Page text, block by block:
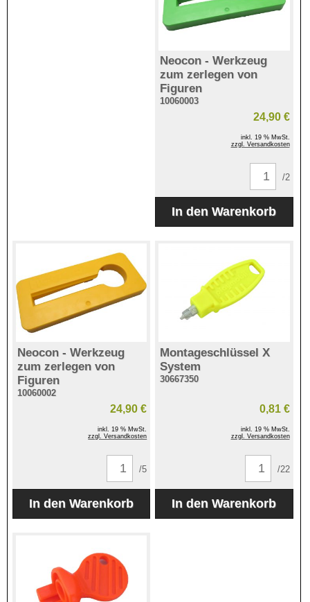
Neocon - Werkzeug
zum zerlegen von
Figuren
10060003
24,90 €
inkl. 19 % MwSt.
zzgl. Versandkosten
/2
Neocon - Werkzeug
zum zerlegen von
Figuren
10060002
24,90 €
inkl. 19 % MwSt.
zzgl. Versandkosten
/5
Montageschlüssel X
System
30667350
0,81 €
inkl. 19 % MwSt.
zzgl. Versandkosten
/22